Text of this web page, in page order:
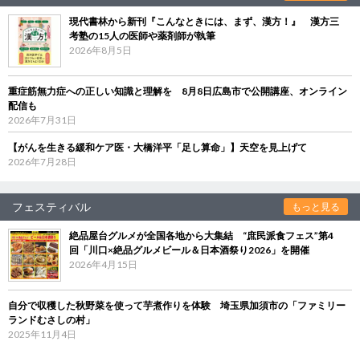
現代書林から新刊『こんなときには、まず、漢方！』 漢方三
考塾の15人の医師や薬剤師が執筆
2026年8月5日
重症筋無力症への正しい知識と理解を 8月8日広島市で公開講座、オンライン
配信も
2026年7月31日
【がんを生きる緩和ケア医・大橋洋平「足し算命」】天空を見上げて
2026年7月28日
フェスティバル もっと見る
絶品屋台グルメが全国各地から大集結 “庶民派食フェス”第4
回「川口×絶品グルメビール＆日本酒祭り2026」を開催
2026年4月15日
自分で収穫した秋野菜を使って芋煮作りを体験 埼玉県加須市の「ファミリー
ランドむさしの村」
2025年11月4日